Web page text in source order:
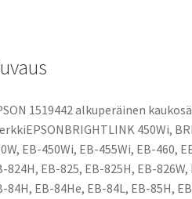
1519442 alkuperäinen
450Wi,
EB-450Wi, EB-455Wi, EB-460,
824H, EB-825, EB-825H, EB-
84H, EB-84He, EB-84L, EB-85H,